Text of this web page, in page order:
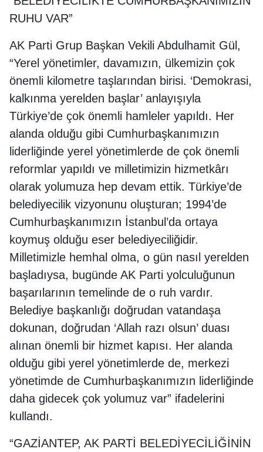
RUHU VAR”
AK Parti Grup Başkan Vekili Abdulhamit Gül,
“Yerel yönetimler, davamızın, ülkemizin çok
önemli kilometre taşlarından birisi. ‘Demokrasi,
kalkınma yerelden başlar’ anlayışıyla
Türkiye’de çok önemli hamleler yapıldı. Her
alanda olduğu gibi Cumhurbaşkanımızın
liderliğinde yerel yönetimlerde de çok önemli
reformlar yapıldı ve milletimizin hizmetkârı
olarak yolumuza hep devam ettik. Türkiye’de
belediyecilik vizyonunu oluşturan; 1994’de
Cumhurbaşkanımızın İstanbul’da ortaya
koymuş olduğu eser belediyeciliğidir.
Milletimizle hemhal olma, o gün nasıl yerelden
başladıysa, bugünde AK Parti yolculuğunun
başarılarının temelinde de o ruh vardır.
Belediye başkanlığı doğrudan vatandaşa
dokunan, doğrudan ‘Allah razı olsun’ duası
alınan önemli bir hizmet kapısı. Her alanda
olduğu gibi yerel yönetimlerde de, merkezi
yönetimde de Cumhurbaşkanımızın liderliğinde
daha gidecek çok yolumuz var” ifadelerini
kullandı.
“GAZİANTEP, AK PARTİ BELEDİYECİLİĞİNİN